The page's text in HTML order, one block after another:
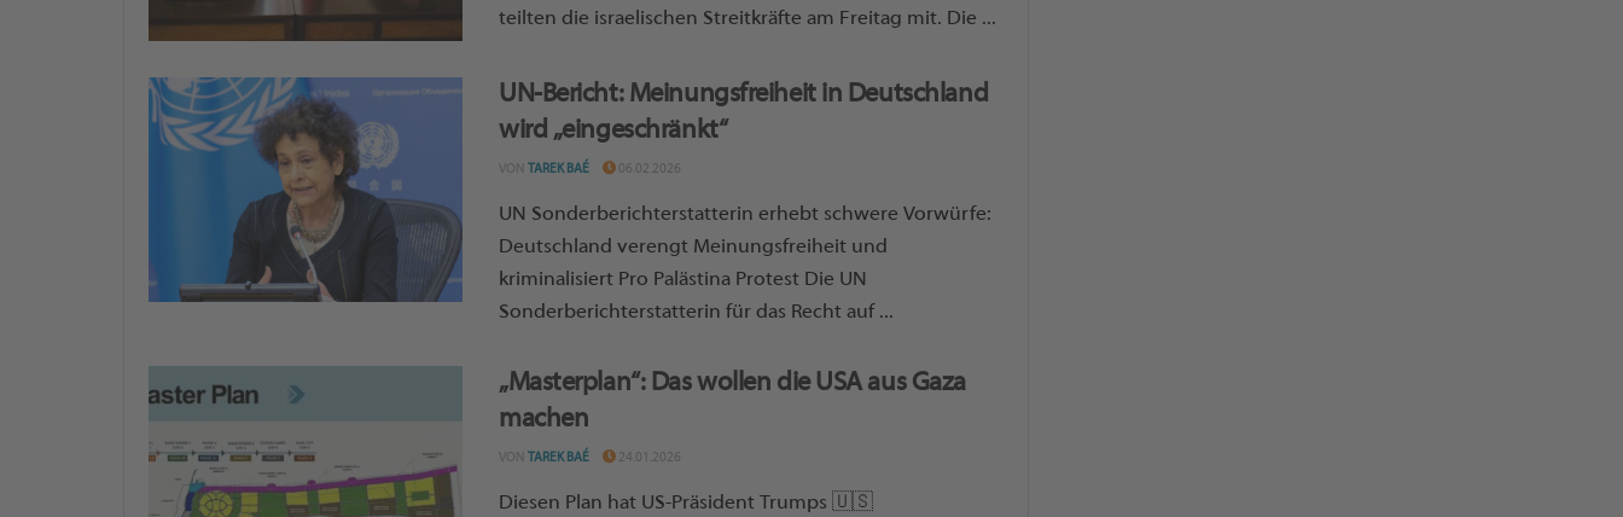
teilten die israelischen Streitkräfte am Freitag mit. Die ...
UN-Bericht: Meinungsfreiheit in Deutschland
wird „eingeschränkt“
VON TAREK BAÉ 06.02.2026
UN Sonderberichterstatterin erhebt schwere Vorwürfe:
Deutschland verengt Meinungsfreiheit und
kriminalisiert Pro Palästina Protest Die UN
Sonderberichterstatterin für das Recht auf ...
„Masterplan“: Das wollen die USA aus Gaza
machen
VON TAREK BAÉ 24.01.2026
Diesen Plan hat US-Präsident Trumps 🇺🇸